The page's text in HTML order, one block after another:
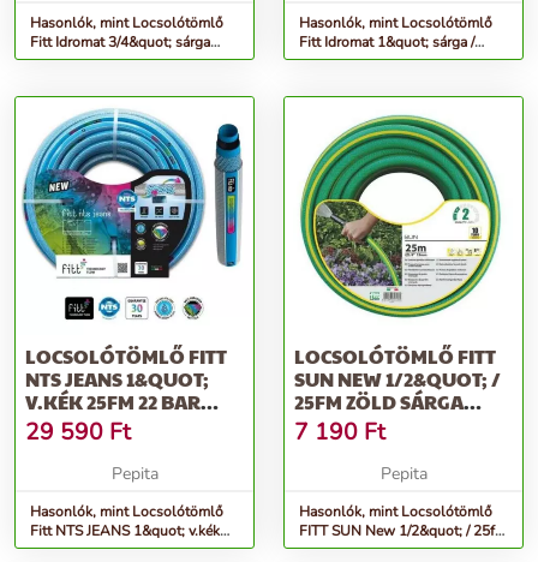
Hasonlók, mint Locsolótömlő
Fitt Idromat 3/4&quot; sárga
25fm / 8 bar
Hasonlók, mint Locsolótömlő
Fitt Idromat 1&quot; sárga /
25fm / 8 bar
LOCSOLÓTÖMLŐ FITT
NTS JEANS 1&QUOT;
V.KÉK 25FM 22 BAR
CSAVARODÁSMENTES
29 590 Ft
Pepita
Hasonlók, mint Locsolótömlő
Fitt NTS JEANS 1&quot; v.kék
25fm 22 bar csavarodásmentes
LOCSOLÓTÖMLŐ FITT
SUN NEW 1/2&QUOT; /
25FM ZÖLD SÁRGA
CSÍKKAL
7 190 Ft
Pepita
Hasonlók, mint Locsolótömlő
FITT SUN New 1/2&quot; / 25fm
zöld sárga csíkkal